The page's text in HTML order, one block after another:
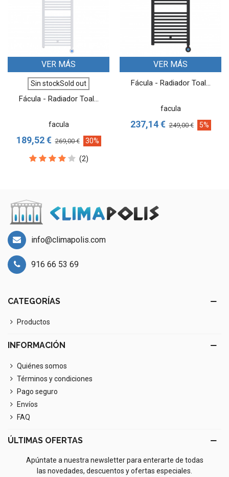
VER MÁS
Sin stockSold out
Fácula - Radiador Toal...
facula
189,52 € 269,00 € 30%
(2)
VER MÁS
Fácula - Radiador Toal...
facula
237,14 € 249,00 € 5%
info@climapolis.com
916 66 53 69
CATEGORÍAS
Productos
INFORMACIÓN
Quiénes somos
Términos y condiciones
Pago seguro
Envíos
FAQ
ÚLTIMAS OFERTAS
Apúntate a nuestra newsletter para enterarte de todas
las novedades, descuentos y ofertas especiales.